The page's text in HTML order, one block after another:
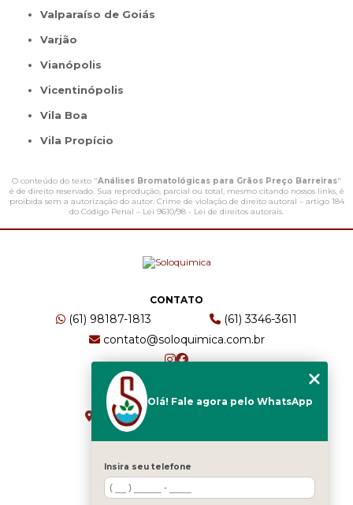
Valparaíso de Goiás
Varjão
Vianópolis
Vicentinópolis
Vila Boa
Vila Propício
O conteúdo do texto "Análises Bromatológicas para Grãos Preço Barreiras"
é de direito reservado. Sua reprodução, parcial ou total, mesmo citando nossos links, é
proibida sem a autorização do autor. Crime de violação de direito autoral – artigo 184
do Código Penal – Lei 9610/98 - Lei de direitos autorais.
CONTATO
(61) 98187-1813
(61) 3346-3611
contato@soloquimica.com.br
ENDEREÇO
CRS 511 Sul, Bl B, Sl 49 - Asa Sul
Brasília - DF - CEP: 70361-520
HOME
Olá! Fale agora pelo WhatsApp
Insira seu telefone